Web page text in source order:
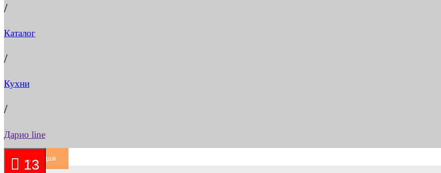
/
Каталог
/
Кухни
/
Дарио line
Хит продаж
32
71
13